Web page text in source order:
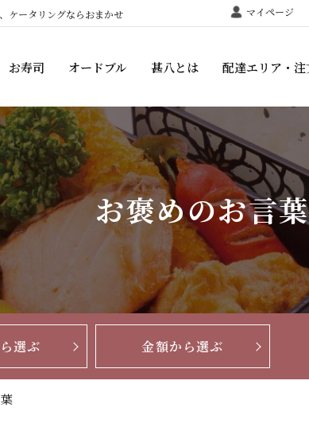
ケータリングならおまかせ マイページ
お寿司 オードブル 甚八とは 配達エリア・注
お褒めのお言
選ぶ 金額から選ぶ